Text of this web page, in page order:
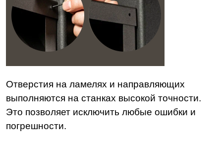
Отверстия на ламелях и направляющих
выполняются на станках высокой точности.
Это позволяет исключить любые ошибки и
погрешности.